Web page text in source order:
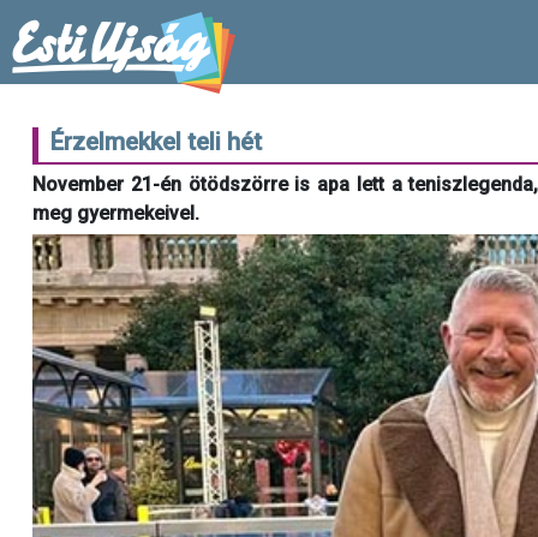
Érzelmekkel teli hét
November 21-én ötödszörre is apa lett a
meg gyermekeivel.